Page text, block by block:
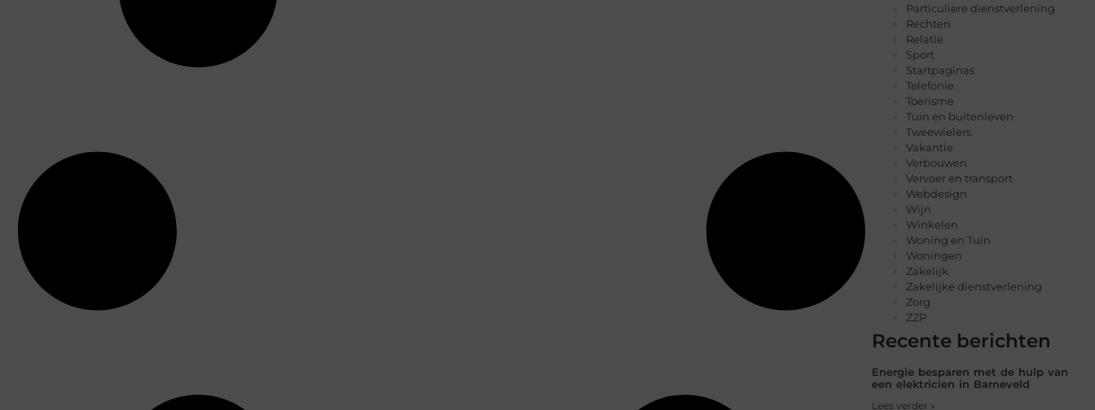
Particuliere dienstverlening
Rechten
Relatie
Sport
Startpaginas
Telefonie
Toerisme
Tuin en buitenleven
Tweewielers
Vakantie
Verbouwen
Vervoer en transport
Webdesign
Wijn
Winkelen
Woning en Tuin
Woningen
Zakelijk
Zakelijke dienstverlening
Zorg
ZZP
Recente berichten
Energie besparen met de hulp van
een elektricien in Barneveld
Lees verder »